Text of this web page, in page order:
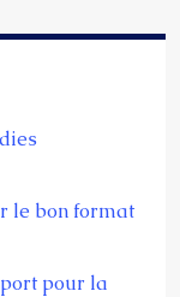
le bon format
pour la